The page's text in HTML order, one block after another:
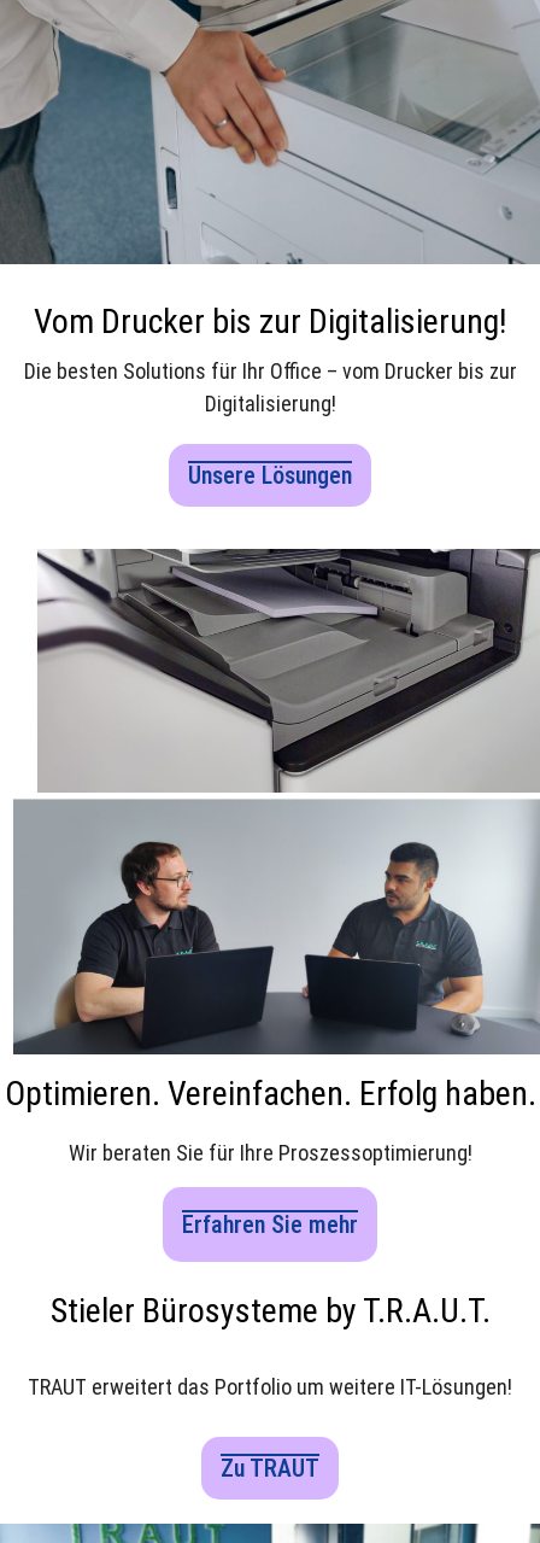
Vom Drucker bis zur Digitalisierung!
Die besten Solutions für Ihr Office – vom Drucker bis zur
Digitalisierung!
Unsere Lösungen
Optimieren. Vereinfachen. Erfolg haben.
Wir beraten Sie für Ihre Proszessoptimierung!
Erfahren Sie mehr
Stieler Bürosysteme by T.R.A.U.T.
TRAUT erweitert das Portfolio um weitere IT-Lösungen!
Zu TRAUT